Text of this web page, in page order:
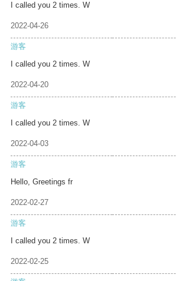
I called you 2 times. W
2022-04-26
游客
I called you 2 times. W
2022-04-20
游客
I called you 2 times. W
2022-04-03
游客
Hello, Greetings fr
2022-02-27
游客
I called you 2 times. W
2022-02-25